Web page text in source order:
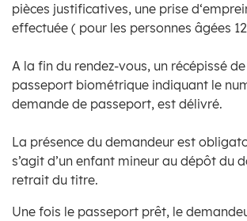
pièces justificatives, une prise
effectuée ( pour les personnes âgées
A la fin du rendez-vous, un récépissé
passeport biométrique indiquant le
demande de passeport, est délivré.
La présence du demandeur est
s’agit d’un enfant mineur au dépôt du
retrait du titre.
Une fois le passeport prêt, le